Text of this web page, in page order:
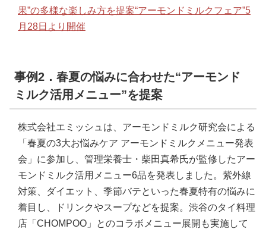
果”の多様な楽しみ方を提案“アーモンドミルクフェア”5
月28日より開催
事例2．春夏の悩みに合わせた“アーモンド
ミルク活用メニュー”を提案
株式会社エミッシュは、アーモンドミルク研究会による
「春夏の3大お悩みケア アーモンドミルクメニュー発表
会」に参加し、管理栄養士・柴田真希氏が監修したアー
モンドミルク活用メニュー6品を発表しました。紫外線
対策、ダイエット、季節バテといった春夏特有の悩みに
着目し、ドリンクやスープなどを提案。渋谷のタイ料理
店「CHOMPOO」とのコラボメニュー展開も実施して